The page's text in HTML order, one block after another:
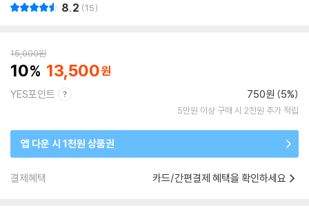
8.2 15
15,000원
10 13,500
YES포인트 750원 (5%)
5만원 이상 구매 시 2천원 추가 적립
앱 다운 시 1천원 상품권
결제혜택 카드/간편결제 혜택을 확인하세요